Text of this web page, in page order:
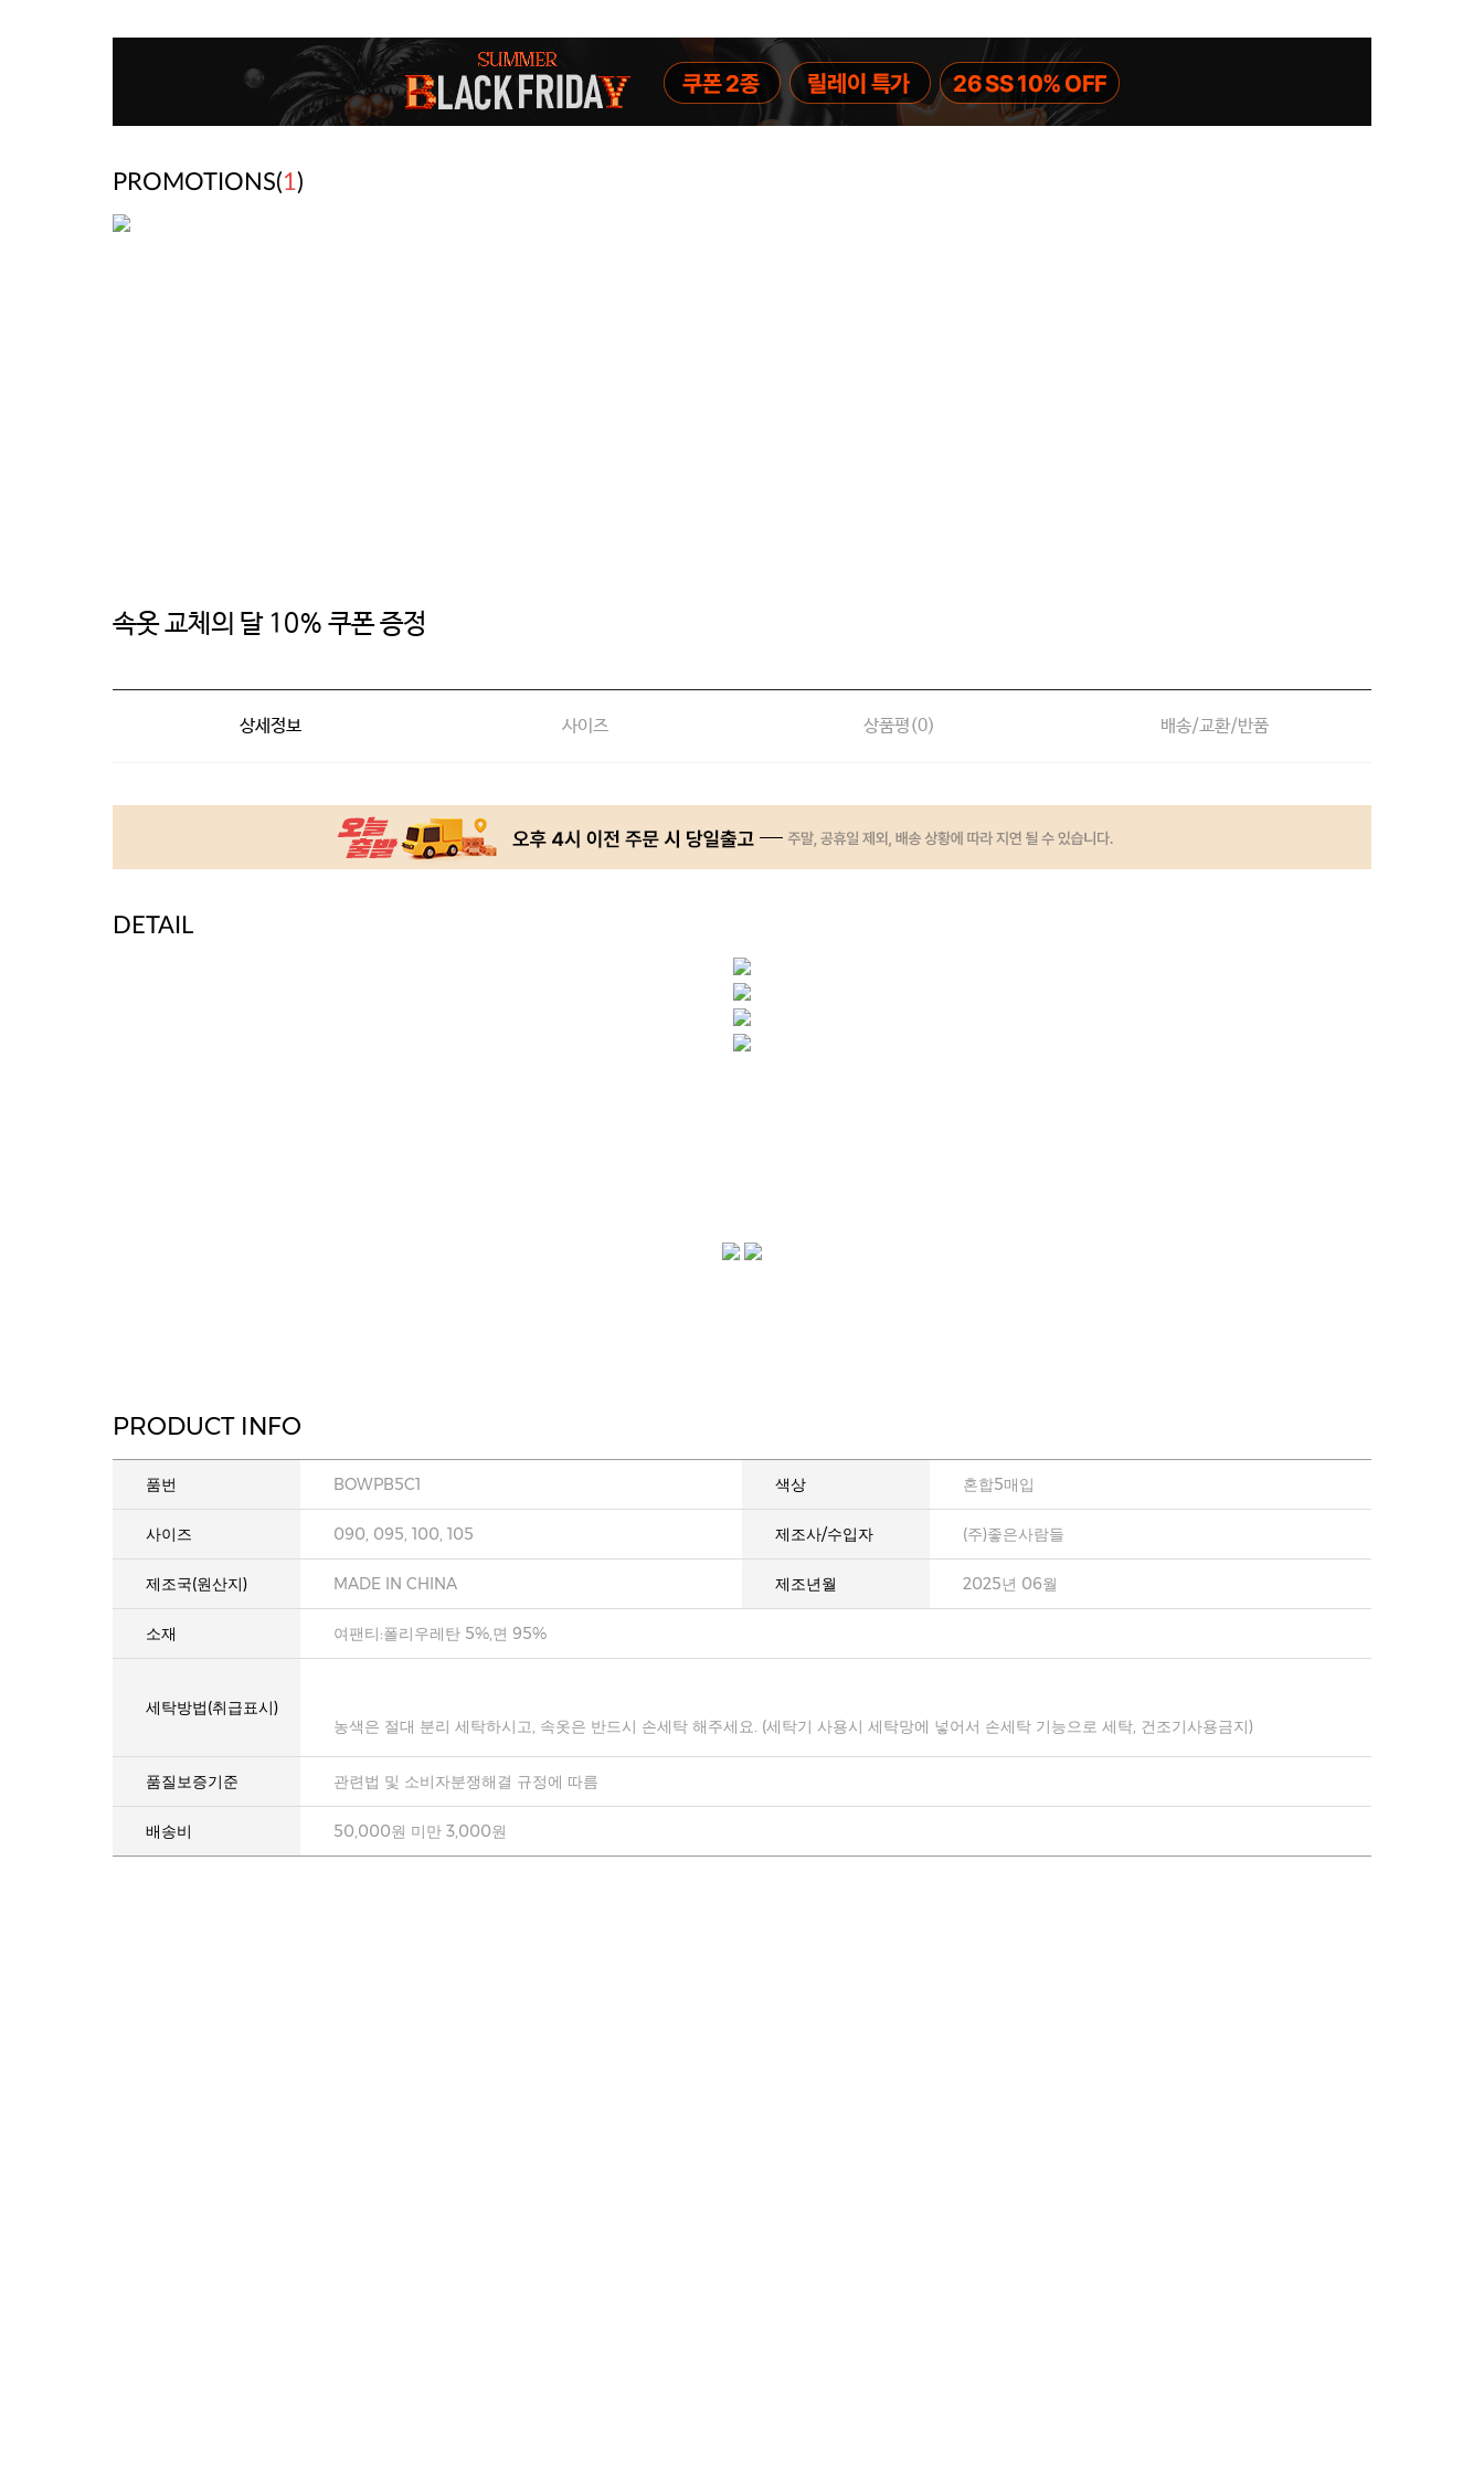
PROMOTIONS(1)
속옷 교체의 달 10% 쿠폰 증정
상세정보 사이즈 상품평(0) 배송/교환/반품
DETAIL
PRODUCT INFO
품번 BOWPB5C1 색상 혼합5매입
사이즈 090, 095, 100, 105 제조사/수입자 (주)좋은사람들
제조국(원산지) MADE IN CHINA 제조년월 2025년 06월
소재 여팬티:폴리우레탄 5%,면 95%
세탁방법(취급표시)
농색은 절대 분리 세탁하시고, 속옷은 반드시 손세탁 해주세요. (세탁기 사용시 세탁망에 넣어서 손세탁 기능으로 세탁, 건조기사용금지)
품질보증기준 관련법 및 소비자분쟁해결 규정에 따름
배송비 50,000원 미만 3,000원